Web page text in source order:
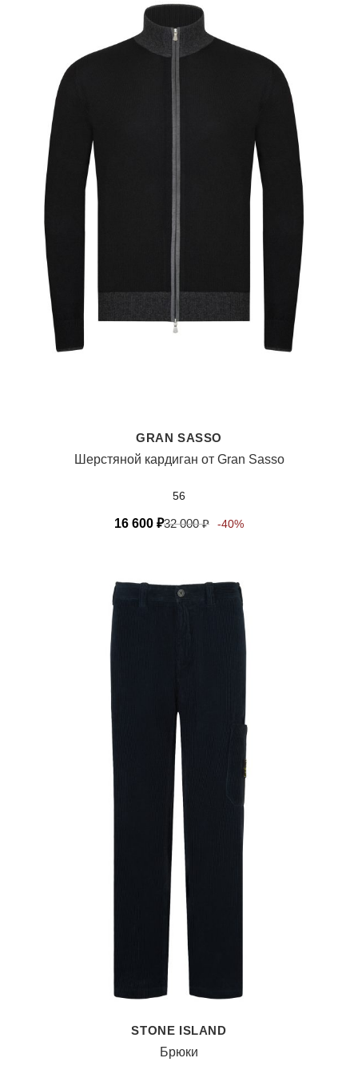
GRAN SASSO
Шерстяной кардиган от Gran Sasso
56
16 600 ₽32 000₽ -40%
STONE ISLAND
Брюки